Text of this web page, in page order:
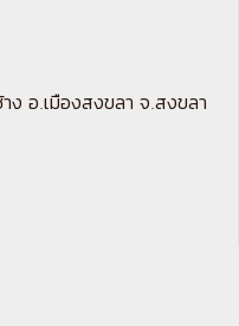
อ.เมืองสงขลา จ.สงขลา